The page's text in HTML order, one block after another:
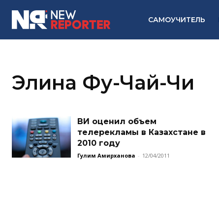
САМОУЧИТЕЛЬ
Элина Фу-Чай-Чи
ВИ оценил объем
телерекламы в Казахстане в
2010 году
Гулим Амирханова - 12/04/2011